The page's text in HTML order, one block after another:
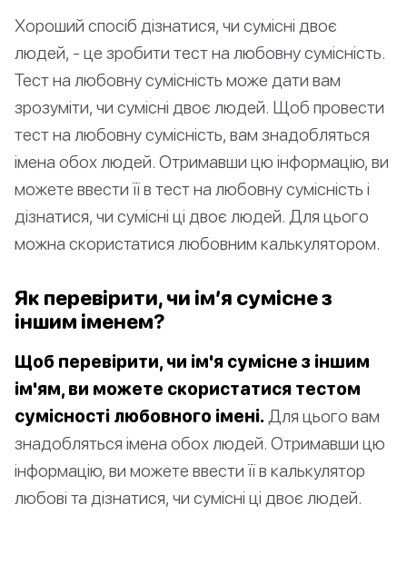
Хороший спосіб дізнатися, чи сумісні двоє
людей, - це зробити тест на любовну сумісність.
Тест на любовну сумісність може дати вам
зрозуміти, чи сумісні двоє людей. Щоб провести
тест на любовну сумісність, вам знадобляться
імена обох людей. Отримавши цю інформацію, ви
можете ввести її в тест на любовну сумісність і
дізнатися, чи сумісні ці двоє людей. Для цього
можна скористатися любовним калькулятором.
Як перевірити, чи ім’я сумісне з
іншим іменем?
Щоб перевірити, чи ім'я сумісне з іншим
ім'ям, ви можете скористатися тестом
сумісності любовного імені. Для цього вам
знадобляться імена обох людей. Отримавши цю
інформацію, ви можете ввести її в калькулятор
любові та дізнатися, чи сумісні ці двоє людей.